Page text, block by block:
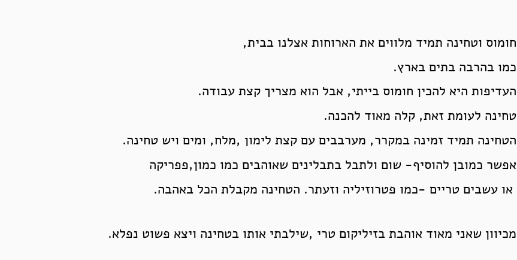
חומוס וטחינה תמיד מלווים את הארוחות אצלנו בבית,
כמו בהרבה בתים בארץ.
העדיפות היא להכין חומוס בייתי, אבל הוא מצריך קצת עבודה.
טחינה לעומת זאת, קלה מאוד להכנה.
הטחינה תמיד זמינה במקרר, מערבבים עם קצת לימון ,מלח, ומים ויש טחינה.
אפשר כמובן להוסיף- שום ולתבל בתבלינים שאוהבים כמו כמון,פפריקה
או עשבים טריים -כמו פטרוזיליה וזעתר. הטחינה מקבלת הכל באהבה.
מכיוון שאני מאוד אוהבת בזיליקום טרי ,שילבתי אותו בטחינה ויצא פשוט נפלא.